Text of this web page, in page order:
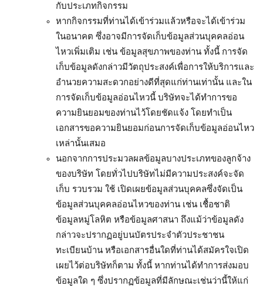
กับประเภทกิจกรรม
หากกิจกรรมที่ท่านได้เข้าร่วมแล้วหรือจะได้เข้าร่วม
ในอนาคต ซึ่งอาจมีการจัดเก็บข้อมูลส่วนบุคคลอ่อน
ไหวเพิ่มเติม เช่น ข้อมูลสุขภาพของท่าน ทั้งนี้ การจัด
เก็บข้อมูลดังกล่าวมีวัตถุประสงค์เพื่อการให้บริการและ
อำนวยความสะดวกอย่างดีที่สุดแก่ท่านเท่านั้น และใน
การจัดเก็บข้อมูลอ่อนไหวนี้ บริษัทจะได้ทำการขอ
ความยินยอมของท่านไว้โดยชัดแจ้ง โดยทำเป็น
เอกสารขอความยินยอมก่อนการจัดเก็บข้อมูลอ่อนไหว
เหล่านั้นเสมอ
นอกจากการประมวลผลข้อมูลบางประเภทของลูกจ้าง
ของบริษัท โดยทั่วไปบริษัทไม่มีความประสงค์จะจัด
เก็บ รวบรวม ใช้ เปิดเผยข้อมูลส่วนบุคคลซึ่งจัดเป็น
ข้อมูลส่วนบุคคลอ่อนไหวของท่าน เช่น เชื้อชาติ
ข้อมูลหมู่โลหิต หรือข้อมูลศาสนา ถึงแม้ว่าข้อมูลดัง
กล่าวจะปรากฏอยู่บนบัตรประจำตัวประชาชน
ทะเบียนบ้าน หรือเอกสารอื่นใดที่ท่านได้สมัครใจเปิด
เผยไว้ต่อบริษัทก็ตาม ทั้งนี้ หากท่านได้ทำการส่งมอบ
ข้อมูลใด ๆ ซึ่งปรากฏข้อมูลที่มีลักษณะเช่นว่านี้ให้แก่